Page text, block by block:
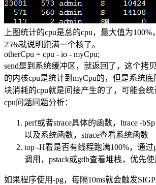
上图统计的cpu是总的cpu，最大值为100%
25%就说明跑满一个核了。
otherCpu = cpu - io - myCpu;
send是到系统缓冲区，就返回了，这个拷
的内核cpu是统计到myCpu的，但是系统
块消耗的cpu就是间接产生的了，可能会统
cpu问题问题分析：
perf或者strace具体的函数，ltrace -
以及系统函数，strace查看系统函数
top -H看是否有线程跑满100%，通过
调用，pstack或gdb查看堆栈，优先使
如果程序使用-pg，每隔10ms就会触发